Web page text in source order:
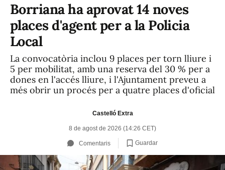
Borriana ha aprovat 14 noves
places d'agent per a la Policia
Local
La convocatòria inclou 9 places per torn lliure i
5 per mobilitat, amb una reserva del 30 % per a
dones en l'accés lliure, i l'Ajuntament preveu a
més obrir un procés per a quatre places d'oficial
Castelló Extra
8 de agost de 2026 (14:26 CET)
Comentaris Guardar